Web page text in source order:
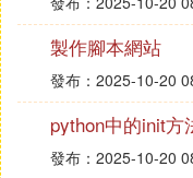
端工具
1）下載mysql客戶端
執行： wget http //
l-5.6/MySQL-client-
製作腳本網站
發布：2025-10-20
python中的init方
發布：2025-10-20